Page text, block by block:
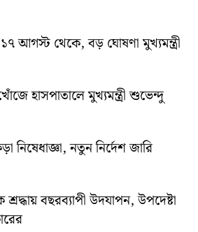
আগস্ট থেকে, বড় ঘোষণা মুখ্যমন্ত্রী
হাসপাতালে মুখ্যমন্ত্রী শুভেন্দু
নিষেধাজ্ঞা, নতুন নির্দেশ জারি
বছরব্যাপী উদযাপন, উপদেষ্টা